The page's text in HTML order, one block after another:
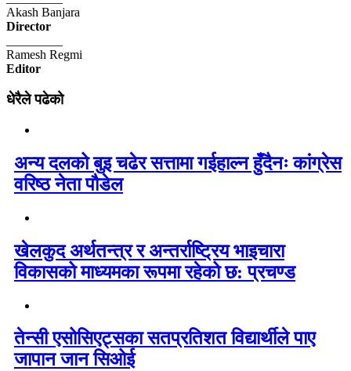
Akash Banjara
Director
Ramesh Regmi
Editor
धेरैले पढेको
अन्य दलको बुइ चढेर सत्तामा गईहाल्न हुँदैनः कांग्रेस
वरिष्ठ नेता पौडेल
खेलकुद अर्थतन्त्र र अन्तर्राष्ट्रिय भाइचारा
विकासको माध्यमका रूपमा रहेको छ: प्रचण्ड
तेन्सी एसोसिएट्सका सतप्रतिशत विद्यार्थीले पाए
जापान जान सिओई